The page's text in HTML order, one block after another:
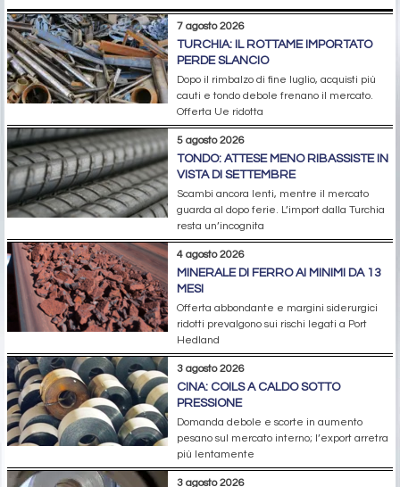
7 agosto 2026
TURCHIA: IL ROTTAME IMPORTATO
PERDE SLANCIO
Dopo il rimbalzo di fine luglio, acquisti più
cauti e tondo debole frenano il mercato.
Offerta Ue ridotta
5 agosto 2026
TONDO: ATTESE MENO RIBASSISTE IN
VISTA DI SETTEMBRE
Scambi ancora lenti, mentre il mercato
guarda al dopo ferie. L’import dalla Turchia
resta un’incognita
4 agosto 2026
MINERALE DI FERRO AI MINIMI DA 13
MESI
Offerta abbondante e margini siderurgici
ridotti prevalgono sui rischi legati a Port
Hedland
3 agosto 2026
CINA: COILS A CALDO SOTTO
PRESSIONE
Domanda debole e scorte in aumento
pesano sul mercato interno; l’export arretra
più lentamente
3 agosto 2026